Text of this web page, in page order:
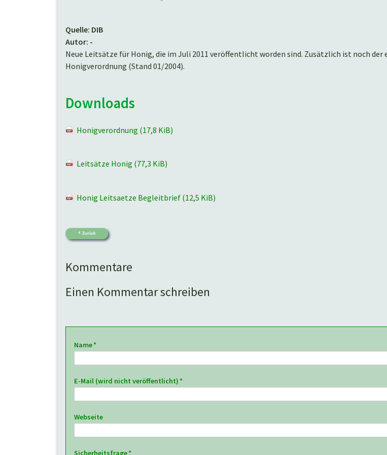
Quelle: DIB
Autor: -
Neue Leitsätze für Honig, die im Juli 2011 veröffentlicht worden sind. Zusätzlich ist noch
Honigverordnung (Stand 01/2004).
Downloads
Honigverordnung (17,8 KiB)
Leitsätze Honig (77,3 KiB)
Honig Leitsaetze Begleitbrief (12,5 KiB)
Zurück
Kommentare
Einen Kommentar schreiben
Pflichtfeld
Name*
Pflichtfeld
E-Mail (wird nicht veröffentlicht)*
Webseite
Pflichtfeld